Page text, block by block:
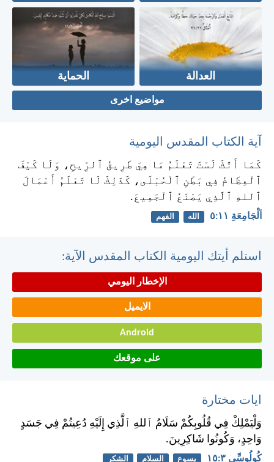
العدالة الحماية
مواضيع اخرى
آية الكتاب المقدس اليومية
كَمَا أَنَّكَ لَسْتَ تَعْلَمُ مَا هِيَ طَرِيقُ ٱلرِّيحِ، وَلَا كَيْفَ
ٱلْعِظَامُ فِي بَطْنِ ٱلْحُبْلَى، كَذَلِكَ لَا تَعْلَمُ أَعْمَالَ
ٱللهِ ٱلَّذِي يَصْنَعُ ٱلْجَمِيعَ.
اَلْجَامِعَةِ ١١:‏٥ الله الفهم
استلم أيتك اليومية الكتاب المقدس الآية:
الإخطار اليومي
الايميل
Android
على موقعك
ايات مختارة
وَلْيَمْلِكْ فِي قُلُوبِكُمْ سَلَامُ ٱللهِ ٱلَّذِي إِلَيْهِ دُعِيتُمْ فِي جَسَدٍ
وَاحِدٍ، وَكُونُوا شَاكِرِينَ.
كُولُوسِّي ٣:‏١٥ يسوع السلام الشكر